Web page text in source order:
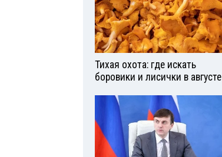
Тихая охота: где искать
боровики и лисички в августе